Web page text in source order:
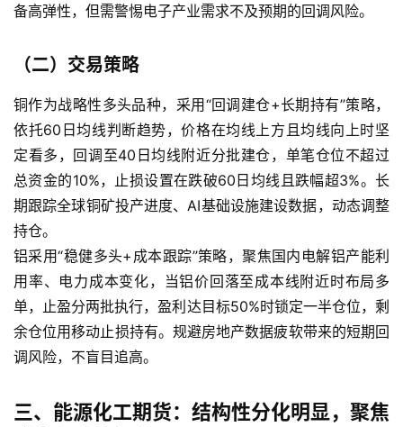
备高弹性，但需警惕电子产业需求不及预期的回调风险。
（二）交易策略
铜作为战略性多头品种，采用“回调建仓+长期持有”策略，
依托60日均线判断趋势，价格在均线上方且均线向上时坚
定看多，回调至40日均线附近分批建仓，单笔仓位不超过
总资金的10%，止损设置在跌破60日均线且跌幅超3%。长
期跟踪全球铜矿投产进度、AI基础设施建设数据，动态调整
持仓。
铝采用“稳健多头+成本跟踪”策略，聚焦国内电解铝产能利
用率、电力成本变化，当铝价回落至成本线附近时布局多
单，止盈分两批执行，盈利达目标50%时锁定一半仓位，剩
余仓位用移动止损持有。规避房地产数据疲软带来的短期回
调风险，不盲目追高。
三、能源化工期货：结构性分化明显，聚焦